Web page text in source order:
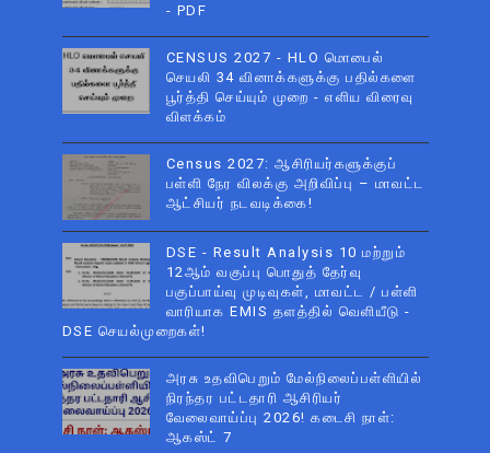
- PDF
CENSUS 2027 - HLO மொபைல்
செயலி 34 வினாக்களுக்கு பதில்களை
பூர்த்தி செய்யும் முறை - எளிய விரைவு
விளக்கம்
Census 2027: ஆசிரியர்களுக்குப்
பள்ளி நேர விலக்கு அறிவிப்பு – மாவட்ட
ஆட்சியர் நடவடிக்கை!
DSE - Result Analysis 10 மற்றும்
12ஆம் வகுப்பு பொதுத் தேர்வு
பகுப்பாய்வு முடிவுகள், மாவட்ட / பள்ளி
வாரியாக EMIS தளத்தில் வெளியீடு -
DSE செயல்முறைகள்!
அரசு உதவிபெறும் மேல்நிலைப்பள்ளியில்
நிரந்தர பட்டதாரி ஆசிரியர்
வேலைவாய்ப்பு 2026! கடைசி நாள்:
ஆகஸ்ட் 7